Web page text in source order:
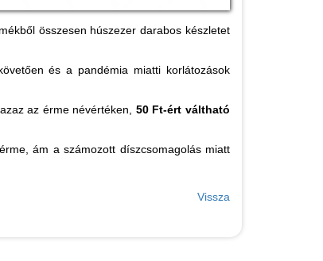
összesen húszezer darabos készletet
és a pandémia miatti korlátozások
, azaz az érme névértéken, 50 Ft-ért váltható
ám a számozott díszcsomagolás miatt
Vissza